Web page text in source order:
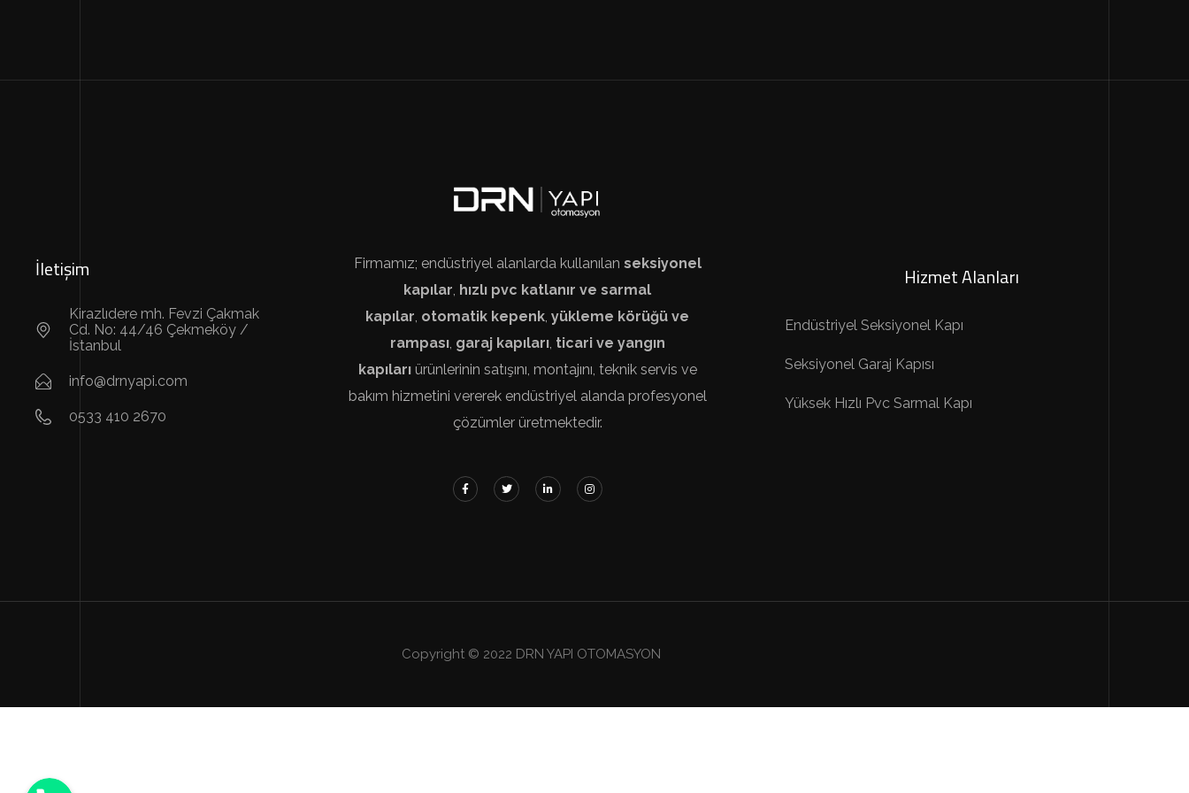
İletişim
Kirazlıdere mh. Fevzi Çakmak
Cd. No: 44/46 Çekmeköy /
İstanbul
info@drnyapi.com
0533 410 2670
Firmamız; endüstriyel alanlarda kullanılan seksiyonel
kapılar, hızlı pvc katlanır ve sarmal
kapılar, otomatik kepenk,yükleme körüğü ve
rampası, garaj kapıları, ticari ve yangın
kapılarıürünlerinin satışını, montajını, teknik servis ve
bakım hizmetini vererek endüstriyel alanda profesyonel
çözümler üretmektedir.
Hizmet Alanları
Endüstriyel Seksiyonel Kapı
Seksiyonel Garaj Kapısı
Yüksek Hızlı Pvc Sarmal Kapı
Copyright © 2022 DRN YAPI OTOMASYON